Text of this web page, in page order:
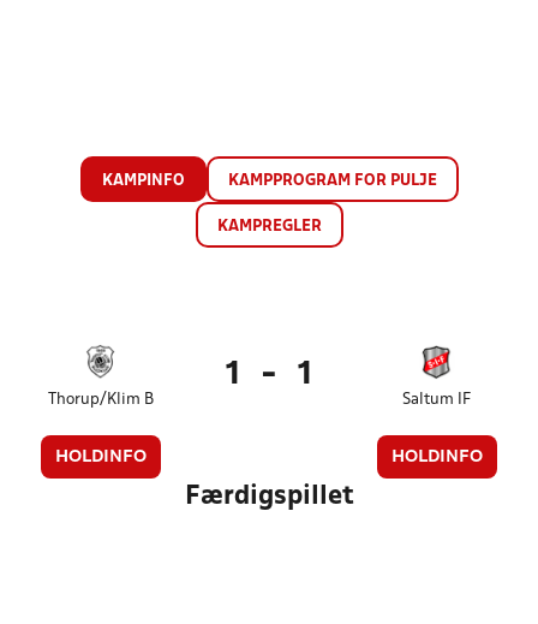
KAMPINFO KAMPPROGRAM FOR PULJE
KAMPREGLER
Thorup/Klim B
HOLDINFO
1 - 1
Saltum IF
HOLDINFO
Færdigspillet